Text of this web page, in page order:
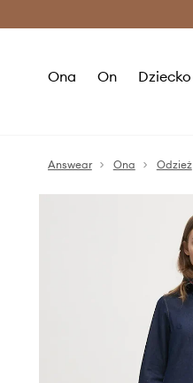
Ona On Dziecko
Answear Ona Odzież